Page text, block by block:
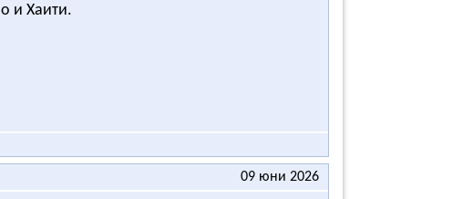
и Хаити.
09 юни 2026